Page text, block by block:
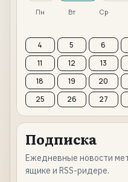
Пн Вт Ср
4
5 6
11
12 13
18
19 20
25
26 27
Подписка
Ежедневные новости
ящике и RSS-ридере.